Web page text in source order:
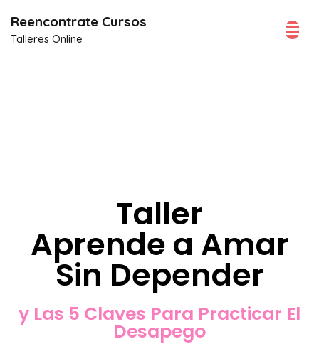
Reencontrate Cursos
Talleres Online
Taller
Aprende a Amar
Sin Depender
y Las 5 Claves Para Practicar El
Desapego